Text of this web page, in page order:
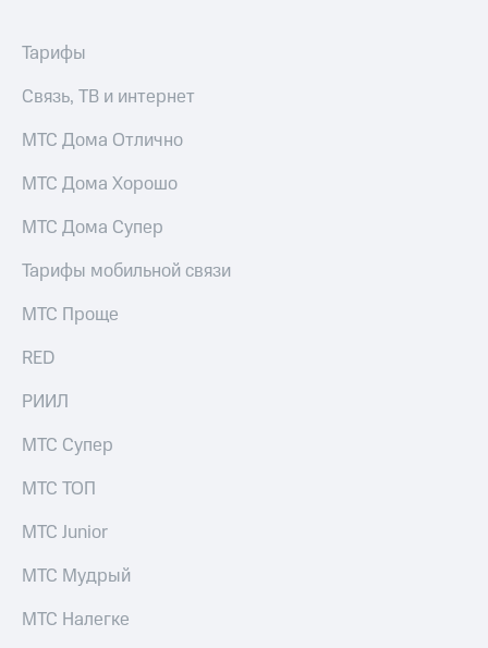
Программа
приобретения
Порядок
выкупа
акций
Дивиденды
Рынок
облигаций
Описание
Уведомление
Регистратор
Реквизиты
развитие
На главную
Тарифы
Связь, ТВ и интернет
МТС Дома Отлично
МТС Дома Хорошо
МТС Дома Супер
Тарифы мобильной связи
МТС Проще
RED
РИИЛ
МТС Супер
МТС ТОП
МТС Junior
МТС Мудрый
МТС Налегке